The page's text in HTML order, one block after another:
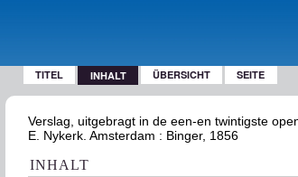
TITEL INHALT ÜBERSICHT SEITE
Verslag, uitgebragt in de een-en twintigste
E. Nykerk. Amsterdam : Binger, 1856
INHALT